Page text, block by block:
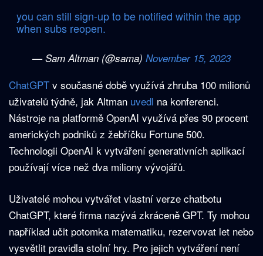
you can still sign-up to be notified within the app
when subs reopen.
— Sam Altman (@sama) November 15, 2023
ChatGPT v současné době využívá zhruba 100 milionů
uživatelů týdně, jak Altman uvedl na konferenci.
Nástroje na platformě OpenAI využívá přes 90 procent
amerických podniků z žebříčku Fortune 500.
Technologii OpenAI k vytváření generativních aplikací
používají více než dva miliony vývojářů.
Uživatelé mohou vytvářet vlastní verze chatbotu
ChatGPT, které firma nazývá zkráceně GPT. Ty mohou
například učit potomka matematiku, rezervovat let nebo
vysvětlit pravidla stolní hry. Pro jejich vytváření není